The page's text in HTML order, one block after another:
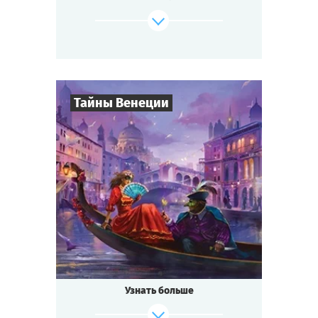
Будь готов к приключениям, если ты...
где-то на Диком Западе!
Cыграть Смотреть сценарий
Тайны Венеции
Игроков 8-
Время игры 2-3 ч.
Тематика Интриги
Тип квеста Квестория
Кто не слышал о знаменитом
Венецианском бале?
Ночь расцвечена фейерверками, играют
Узнать больше